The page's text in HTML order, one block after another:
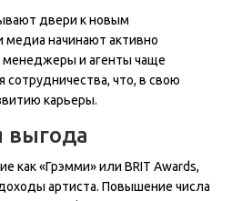
двери к новым
начинают активно
менеджеры и агенты чаще
что, в свою
карьеры.
выгода
как «Грэмми» или BRIT Awards,
артиста. Повышение числа